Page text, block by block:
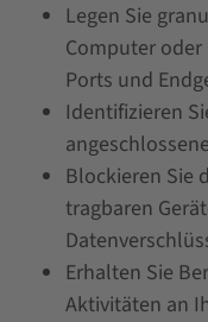
Legen Sie
Computer
Ports und
Identifizieren
Blockieren Sie
tragbaren
Erhalten Sie
Aktivitäten an